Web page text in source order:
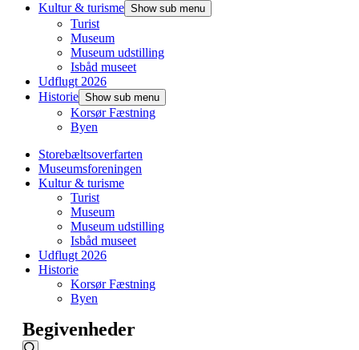
Kultur & turisme Show sub menu
Turist
Museum
Museum udstilling
Isbåd museet
Udflugt 2026
Historie Show sub menu
Korsør Fæstning
Byen
Storebæltsoverfarten
Museumsforeningen
Kultur & turisme
Turist
Museum
Museum udstilling
Isbåd museet
Udflugt 2026
Historie
Korsør Fæstning
Byen
Begivenheder